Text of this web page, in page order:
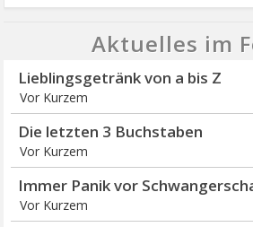
Aktuelles im
Lieblingsgetränk von a bis Z
Vor Kurzem
Die letzten 3 Buchstaben
Vor Kurzem
Immer Panik vor
Vor Kurzem